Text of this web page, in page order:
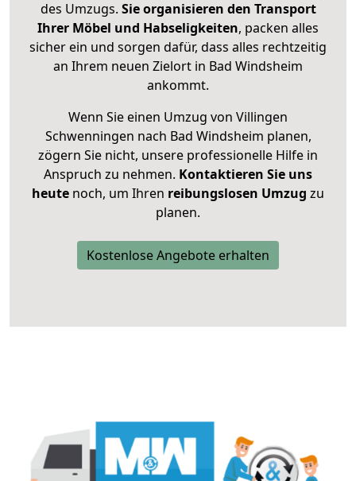
des Umzugs. Sie organisieren den Transport
Ihrer Möbel und Habseligkeiten, packen alles
sicher ein und sorgen dafür, dass alles rechtzeitig
an Ihrem neuen Zielort in Bad Windsheim
ankommt.
Wenn Sie einen Umzug von Villingen
Schwenningen nach Bad Windsheim planen,
zögern Sie nicht, unsere professionelle Hilfe in
Anspruch zu nehmen. Kontaktieren Sie uns
heute noch, um Ihren reibungslosen Umzug zu
planen.
Kostenlose Angebote erhalten